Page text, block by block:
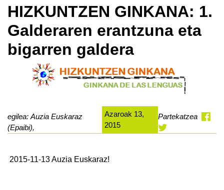
HIZKUNTZEN GINKANA: 1.
Galderaren erantzuna eta
bigarren galdera
egilea: Auzia Euskaraz
(Epaibi),
Azaroak 13,
2015
Partekatzea
2015-11-13 Auzia Euskaraz!